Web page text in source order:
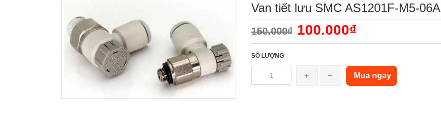
Van tiết lưu SMC AS1201F-M5-06A
150.000₫ 100.000₫
SỐ LƯỢNG
Mua ngay